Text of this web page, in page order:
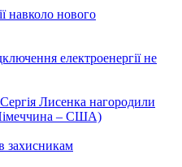
навколо нового
електроенергії не
Лисенка нагородили
– США)
захисникам